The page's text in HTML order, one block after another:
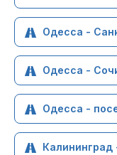
Одесса -
Одесса -
Одесса -
Калининград